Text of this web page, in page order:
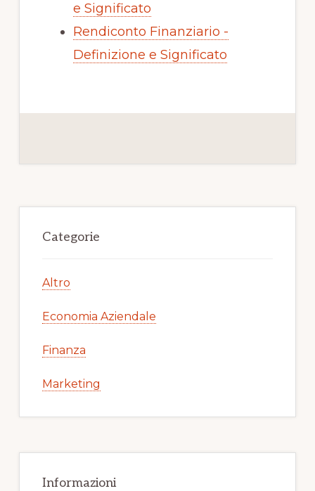
e Significato
Rendiconto Finanziario -
Definizione e Significato
Sidebar
Categorie
Altro
Economia Aziendale
Finanza
Marketing
Informazioni